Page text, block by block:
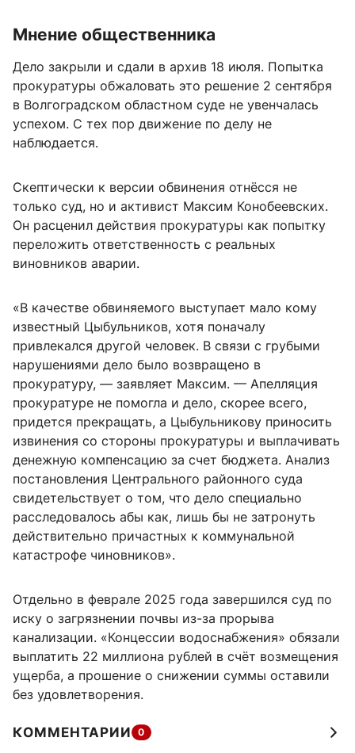
Мнение общественника
Дело закрыли и сдали в архив 18 июля. Попытка
прокуратуры обжаловать это решение 2 сентября
в Волгоградском областном суде не увенчалась
успехом. С тех пор движение по делу не
наблюдается.
Скептически к версии обвинения отнёсся не
только суд, но и активист Максим Конобеевских.
Он расценил действия прокуратуры как попытку
переложить ответственность с реальных
виновников аварии.
«В качестве обвиняемого выступает мало кому
известный Цыбульников, хотя поначалу
привлекался другой человек. В связи с грубыми
нарушениями дело было возвращено в
прокуратуру, — заявляет Максим. — Апелляция
прокуратуре не помогла и дело, скорее всего,
придется прекращать, а Цыбульникову приносить
извинения со стороны прокуратуры и выплачивать
денежную компенсацию за счет бюджета. Анализ
постановления Центрального районного суда
свидетельствует о том, что дело специально
расследовалось абы как, лишь бы не затронуть
действительно причастных к коммунальной
катастрофе чиновников».
Отдельно в феврале 2025 года завершился суд по
иску о загрязнении почвы из-за прорыва
канализации. «Концессии водоснабжения» обязали
выплатить 22 миллиона рублей в счёт возмещения
ущерба, а прошение о снижении суммы оставили
без удовлетворения.
КОММЕНТАРИИ 0